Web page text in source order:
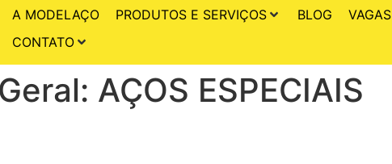
A MODELAÇO PRODUTOS E SERVIÇOS BLOG
VAGAS
CONTATO
AÇOS ESPECIAIS